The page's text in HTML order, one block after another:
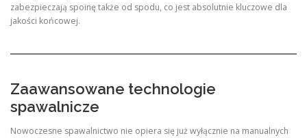
zabezpieczają spoinę także od spodu, co jest absolutnie kluczowe dla
jakości końcowej.
Zaawansowane technologie
spawalnicze
Nowoczesne spawalnictwo nie opiera się już wyłącznie na manualnych